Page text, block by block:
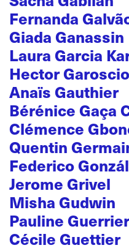
Fernanda
Giada Ganassin
Laura Garcia
Hector Garoscio
Anaïs Gauthier
Bérénice Gaça
Clémence
Quentin
Federico
Jerome Grivel
Misha Gudwin
Pauline Guerrier
Cécile Guettier